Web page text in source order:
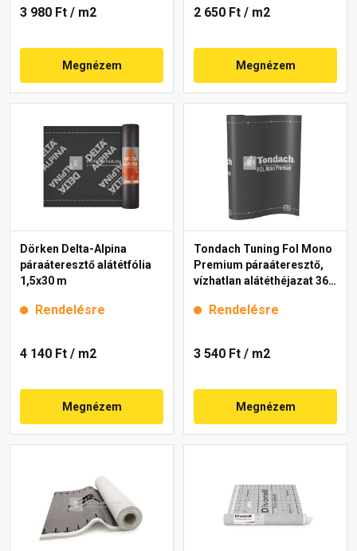
3 980 Ft / m2
Megnézem
2 650 Ft / m2
Megnézem
Dörken Delta-Alpina
páraáteresztő alátétfólia
1,5x30 m
Rendelésre
4 140 Ft / m2
Megnézem
Tondach Tuning Fol Mono
Premium páraáteresztő,
vízhatlan alátéthéjazat 360
Rendelésre
3 540 Ft / m2
Megnézem